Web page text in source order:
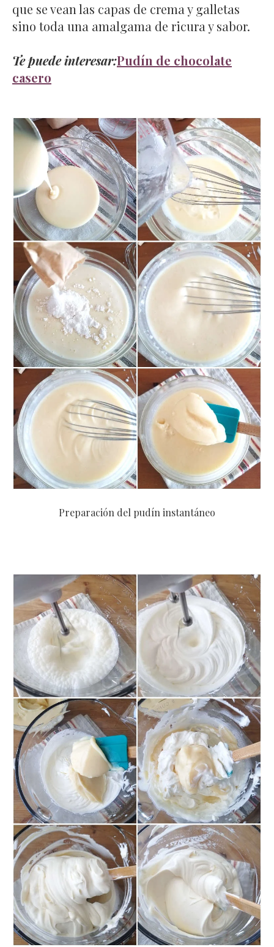
que se vean las capas de crema y galletas
sino toda una amalgama de ricura y sabor.
Te puede interesar:Pudín de chocolate
casero
Preparación del pudín instantáneo